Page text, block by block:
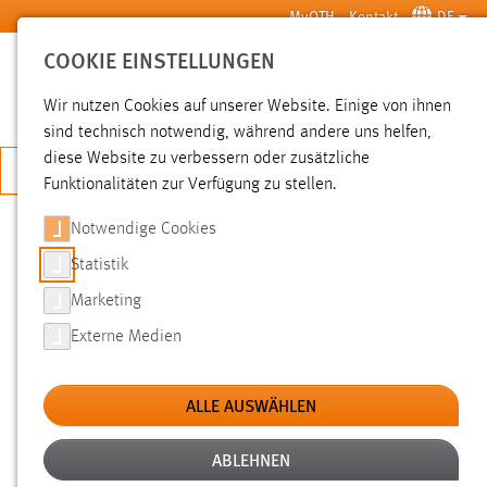
Zum Hauptinhalt springen MyOTH Kontakt DE
SUCHE
JETZT BEWERBEN
SUCHE
FILTER
Typ
Erstellungsdatum
COOKIE EINSTELLUNGEN
Wir nutzen Cookies auf unserer Website. Einige von ihnen
sind technisch notwendig, während andere uns helfen,
diese Website zu verbessern oder zusätzliche
Funktionalitäten zur Verfügung zu stellen.
Notwendige Cookies
Statistik
Marketing
Externe Medien
ALLE AUSWÄHLEN
ABLEHNEN